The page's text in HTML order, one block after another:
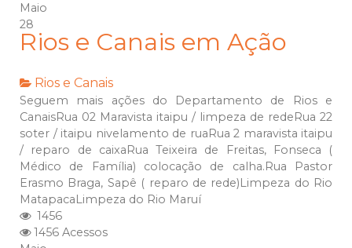
Maio
28
Rios e Canais em Ação
Rios e Canais
Seguem mais ações do Departamento de Rios e
CanaisRua 02 Maravista itaipu / limpeza de redeRua 22
soter / itaipu nivelamento de ruaRua 2 maravista itaipu
/ reparo de caixaRua Teixeira de Freitas, Fonseca (
Médico de Família) colocação de calha.Rua Pastor
Erasmo Braga, Sapê ( reparo de rede)Limpeza do Rio
MatapacaLimpeza do Rio Maruí
1456
1456 Acessos